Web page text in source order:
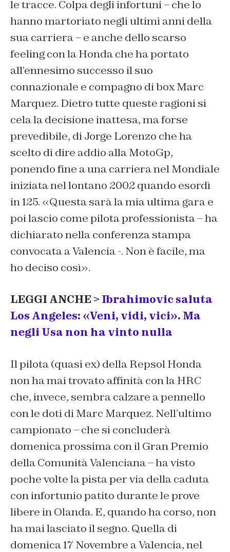
le tracce. Colpa degli infortuni – che lo
hanno martoriato negli ultimi anni della
sua carriera – e anche dello scarso
feeling con la Honda che ha portato
all’ennesimo successo il suo
connazionale e compagno di box Marc
Marquez. Dietro tutte queste ragioni si
cela la decisione inattesa, ma forse
prevedibile, di Jorge Lorenzo che ha
scelto di dire addio alla MotoGp,
ponendo fine a una carriera nel Mondiale
iniziata nel lontano 2002 quando esordì
in 125. «Questa sarà la mia ultima gara e
poi lascio come pilota professionista – ha
dichiarato nella conferenza stampa
convocata a Valencia -. Non è facile, ma
ho deciso così».
LEGGI ANCHE > Ibrahimovic saluta
Los Angeles: «Veni, vidi, vici». Ma
negli Usa non ha vinto nulla
Il pilota (quasi ex) della Repsol Honda
non ha mai trovato affinità con la HRC
che, invece, sembra calzare a pennello
con le doti di Marc Marquez. Nell’ultimo
campionato – che si concluderà
domenica prossima con il Gran Premio
della Comunità Valenciana – ha visto
poche volte la pista per via della caduta
con infortunio patito durante le prove
libere in Olanda. E, quando ha corso, non
ha mai lasciato il segno. Quella di
domenica 17 Novembre a Valencia, nel